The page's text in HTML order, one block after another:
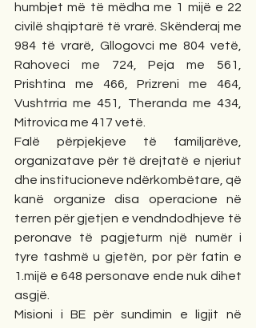
humbjet më të mëdha me 1 mijë e 22
civilë shqiptarë të vrarë. Skënderaj me
984 të vrarë, Gllogovci me 804 vetë,
Rahoveci me 724, Peja me 561,
Prishtina me 466, Prizreni me 464,
Vushtrria me 451, Theranda me 434,
Mitrovica me 417 vetë.
Falë përpjekjeve të familjarëve,
organizatave për të drejtatë e njeriut
dhe institucioneve ndërkombëtare, që
kanë organize disa operacione në
terren për gjetjen e vendndodhjeve të
peronave të pagjeturm një numër i
tyre tashmë u gjetën, por për fatin e
1.mijë e 648 personave ende nuk dihet
asgjë.
Misioni i BE për sundimin e ligjit në